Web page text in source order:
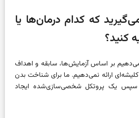
که کدام درمان‌ها یا
کنید؟
بر اساس آزمایش‌ها، سابقه و اهداف
ارائه نمی‌دهیم. ما برای شناخت بدن
سپس یک پروتکل شخصی‌سازی‌شده ایجاد